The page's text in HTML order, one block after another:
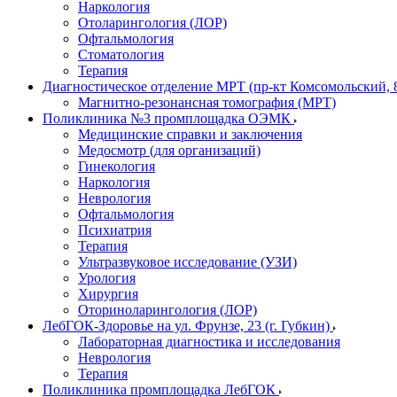
Наркология
Отоларингология (ЛОР)
Офтальмология
Стоматология
Терапия
Диагностическое отделение МРТ (пр-кт Комсомольский,
Магнитно-резонансная томография (МРТ)
Поликлиника №3 промплощадка ОЭМК
Медицинские справки и заключения
Медосмотр (для организаций)
Гинекология
Наркология
Неврология
Офтальмология
Психиатрия
Терапия
Ультразвуковое исследование (УЗИ)
Урология
Хирургия
Оториноларингология (ЛОР)
ЛебГОК-Здоровье на ул. Фрунзе, 23 (г. Губкин)
Лабораторная диагностика и исследования
Неврология
Терапия
Поликлиника промплощадка ЛебГОК